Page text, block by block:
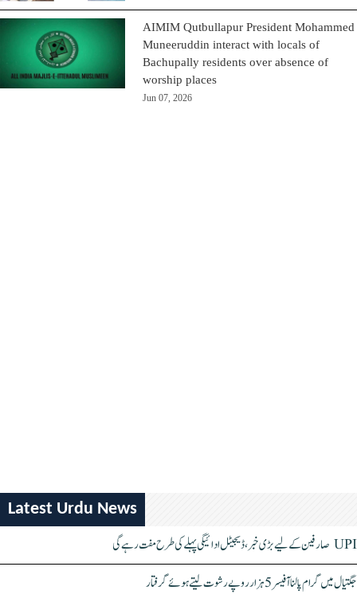
AIMIM Qutbullapur President Mohammed
Muneeruddin interact with locals of
Bachupally residents over absence of
worship places
Jun 07, 2026
Latest Urdu News
UPI صارفین کے لیے بڑی خبر، ڈیجیٹل ادائیگی پہلے کی طرح مفت رہے گی
جگتیال میں گرام پالنا آفیسر 5 ہزار روپے رشوت لیتے ہوئے گرفتار